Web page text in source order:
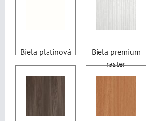
Biela platinová
Biela premium
raster